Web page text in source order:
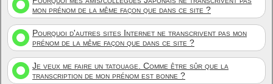
mon prénom de la même façon que dans ce site ?
Pourquoi d'autres sites Internet ne transcrivent pas mon
prénom de la même façon que dans ce site ?
Je veux me faire un tatouage. Comme être sûr que la
transcription de mon prénom est bonne ?